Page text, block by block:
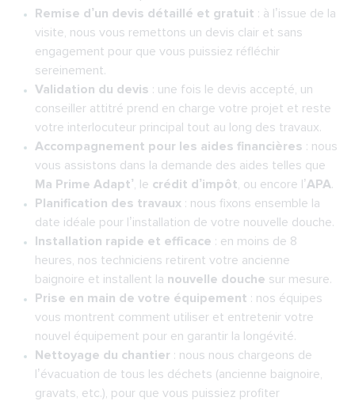
Remise d’un devis détaillé et gratuit : à l’issue de la
visite, nous vous remettons un devis clair et sans
engagement pour que vous puissiez réfléchir
sereinement.
Validation du devis : une fois le devis accepté, un
conseiller attitré prend en charge votre projet et reste
votre interlocuteur principal tout au long des travaux.
Accompagnement pour les aides financières : nous
vous assistons dans la demande des aides telles que
Ma Prime Adapt’, le crédit d’impôt, ou encore l’APA.
Planification des travaux : nous fixons ensemble la
date idéale pour l’installation de votre nouvelle douche.
Installation rapide et efficace : en moins de 8
heures, nos techniciens retirent votre ancienne
baignoire et installent la nouvelle douche sur mesure.
Prise en main de votre équipement : nos équipes
vous montrent comment utiliser et entretenir votre
nouvel équipement pour en garantir la longévité.
Nettoyage du chantier : nous nous chargeons de
l’évacuation de tous les déchets (ancienne baignoire,
gravats, etc.), pour que vous puissiez profiter